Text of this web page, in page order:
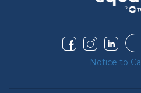
Notice to